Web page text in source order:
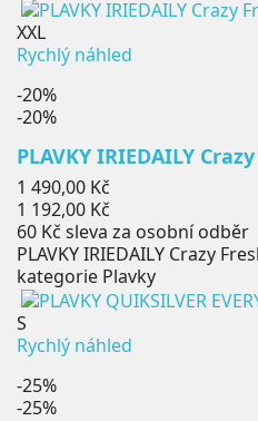
XXL
Rychlý náhled
-20%
-20%
PLAVKY IRIEDAILY
Běžná
cena
1 490,00 Kč
Cena
1 192,00 Kč
60 Kč sleva za osobní odběr
PLAVKY IRIEDAILY Crazy
kategorie Plavky
S
Rychlý náhled
-25%
-25%